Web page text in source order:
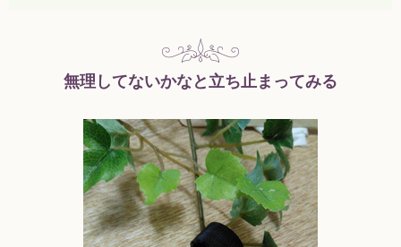
無理してないかなと立ち止まってみる